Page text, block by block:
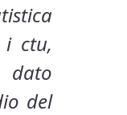
i ctu,
del